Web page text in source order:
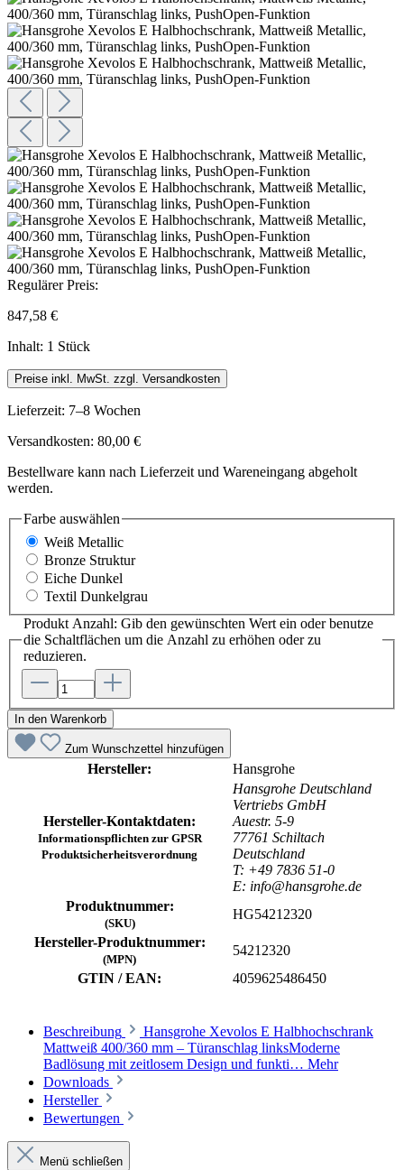
Regulärer Preis:
847,58 €
Inhalt: 1 Stück
Preise inkl. MwSt. zzgl. Versandkosten
Lieferzeit: 7–8 Wochen
Versandkosten: 80,00 €
Bestellware kann nach Lieferzeit und Wareneingang abgeholt
werden.
Farbe auswählen
Weiß Metallic
Bronze Struktur
Eiche Dunkel
Textil Dunkelgrau
Produkt Anzahl: Gib den gewünschten Wert ein oder benutze
die Schaltflächen um die Anzahl zu erhöhen oder zu
reduzieren.
In den Warenkorb
Zum Wunschzettel hinzufügen
Hersteller: Hansgrohe
Hersteller-Kontaktdaten:
Informationspflichten zur GPSR
Produktsicherheitsverordnung
Hansgrohe Deutschland
Vertriebs GmbH
Auestr. 5-9
77761 Schiltach
Deutschland
T: +49 7836 51-0
E: info@hansgrohe.de
Produktnummer:
(SKU)
HG54212320
Hersteller-Produktnummer:
(MPN)
54212320
GTIN / EAN:
4059625486450
Beschreibung
Hansgrohe Xevolos E Halbhochschrank
Mattweiß 400/360 mm – Türanschlag linksModerne
Badlösung mit zeitlosem Design und funkti… Mehr
Downloads
Hersteller
Bewertungen
Menü schließen